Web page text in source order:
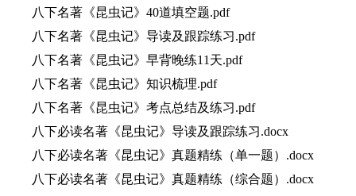
八下名著《昆虫记》40道填空题.pdf
八下名著《昆虫记》导读及跟踪练习.pdf
八下名著《昆虫记》早背晚练11天.pdf
八下名著《昆虫记》知识梳理.pdf
八下名著《昆虫记》考点总结及练习.pdf
八下必读名著《昆虫记》导读及跟踪练习.docx
八下必读名著《昆虫记》真题精练（单一题）.docx
八下必读名著《昆虫记》真题精练（综合题）.docx